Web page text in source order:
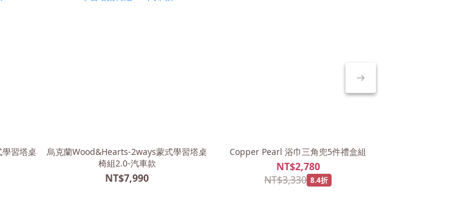
習塔桌
烏克蘭Wood&Hearts-2ways蒙式學習塔桌
椅組2.0-汽車款
NT$7,990
Copper Pearl 浴巾三角兜5件禮盒組
NT$2,780
NT$3,330 8.4折